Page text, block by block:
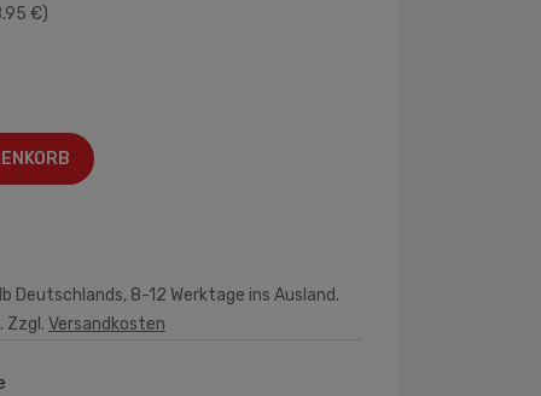
€)
Deutschlands, 8-12 Werktage ins Ausland.
Zzgl. Versandkosten